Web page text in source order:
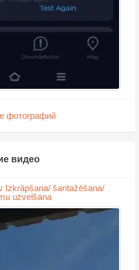
фотографий
видео
Izkrāpšana/ šantažēšana/
uzvelšana